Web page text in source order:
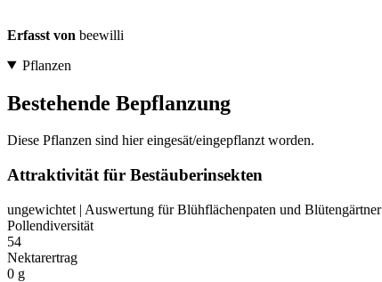
Erfasst von beewilli
Pflanzen
Bestehende Bepflanzung
Diese Pflanzen sind hier eingesät/eingepflanzt worden.
Attraktivität für Bestäuberinsekten
ungewichtet | Auswertung für Blühflächenpaten und Blütengärtner
Pollendiversität
54
Nektarertrag
0 g